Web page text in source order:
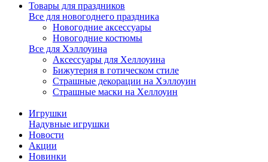
Товары для праздников
Все для новогоднего праздника
Новогодние аксессуары
Новогодние костюмы
Все для Хэллоуина
Аксессуары для Хеллоуина
Бижутерия в готическом стиле
Страшные декорации на Хэллоуин
Страшные маски на Хеллоуин
Игрушки
Надувные игрушки
Новости
Акции
Новинки